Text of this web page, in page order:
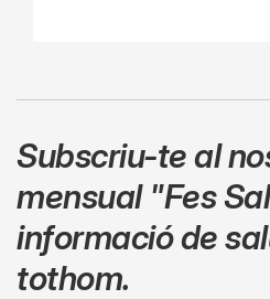
Subscriu-te al
mensual "Fes
informació de
tothom.